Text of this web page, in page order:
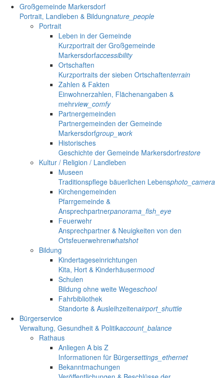
Großgemeinde Markersdorf
Portrait, Landleben & Bildungnature_people
Portrait
Leben in der Gemeinde
Kurzportrait der Großgemeinde
Markersdorfaccessibility
Ortschaften
Kurzportraits der sieben Ortschaftenterrain
Zahlen & Fakten
Einwohnerzahlen, Flächenangaben &
mehrview_comfy
Partnergemeinden
Partnergemeinden der Gemeinde
Markersdorfgroup_work
Historisches
Geschichte der Gemeinde Markersdorfrestore
Kultur / Religion / Landleben
Museen
Traditionspflege bäuerlichen Lebensphoto_camera
Kirchengemeinden
Pfarrgemeinde &
Ansprechpartnerpanorama_fish_eye
Feuerwehr
Ansprechpartner & Neuigkeiten von den
Ortsfeuerwehrenwhatshot
Bildung
Kindertageseinrichtungen
Kita, Hort & Kinderhäusermood
Schulen
Bildung ohne weite Wegeschool
Fahrbibliothek
Standorte & Ausleihzeitenairport_shuttle
Bürgerservice
Verwaltung, Gesundheit & Politikaccount_balance
Rathaus
Anliegen A bis Z
Informationen für Bürgersettings_ethernet
Bekanntmachungen